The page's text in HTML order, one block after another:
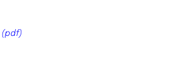
(pdf)